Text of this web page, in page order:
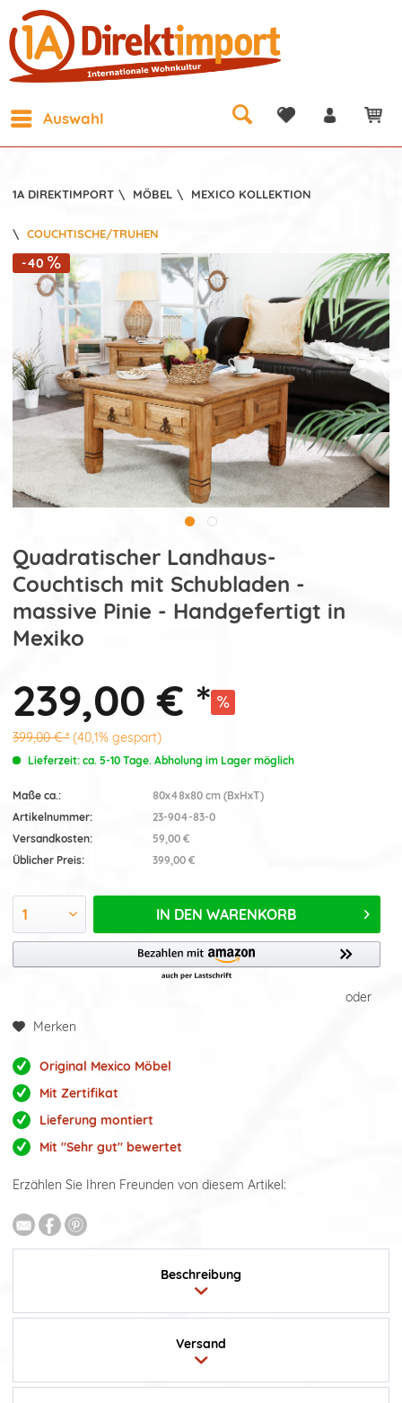
Auswahl
1A DIREKTIMPORT \ MÖBEL \ MEXICO KOLLEKTION
\ COUCHTISCHE/TRUHEN
-40
Quadratischer Landhaus-
Couchtisch mit Schubladen -
massive Pinie - Handgefertigt in
Mexiko
239,00 € *
399,00 € * (40,1% gespart)
Lieferzeit: ca. 5-10 Tage. Abholung im Lager möglich
Maße ca.:
80x48x80 cm (BxHxT)
Artikelnummer:
23-904-83-0
Versandkosten:
59,00 €
Üblicher Preis:
399,00 €
IN DEN WARENKORB
oder
Merken
Original Mexico Möbel
Mit Zertifikat
Lieferung montiert
Mit "Sehr gut" bewertet
Erzählen Sie Ihren Freunden von diesem Artikel:
Beschreibung
Versand